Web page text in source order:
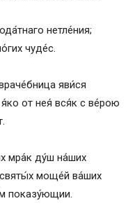
нетле́ния;
чуде́с.
яви́ся
от нея́ вся́к с ве́рою
мра́к ду́ш на́ших
моще́й ва́ших
показу́ющии.